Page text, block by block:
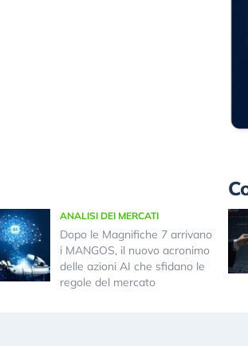
ANALISI DEI MERCATI
Dopo le Magnifiche 7 arrivano
i MANGOS, il nuovo acronimo
delle azioni AI che sfidano le
regole del mercato